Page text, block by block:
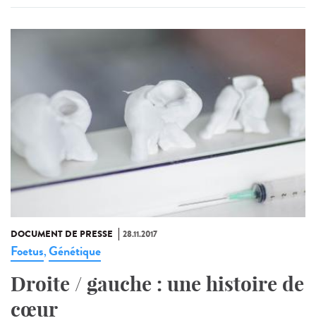
DOCUMENT DE PRESSE 28.11.2017
Foetus,Génétique
Droite / gauche : une histoire de
cœur